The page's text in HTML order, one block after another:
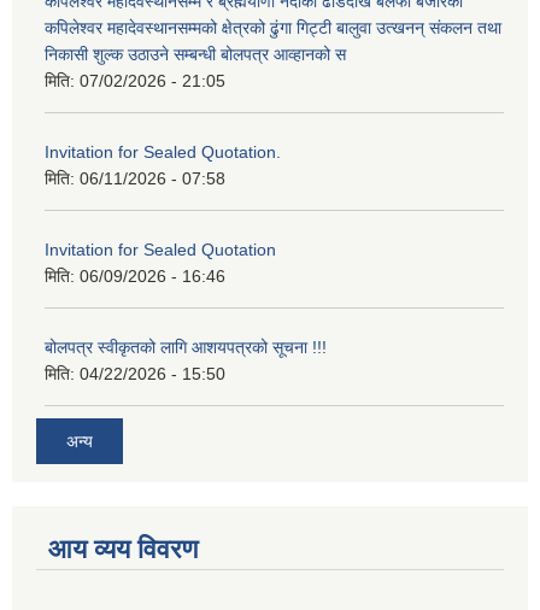
कपिलेश्वर महादेवस्थानसम्मको क्षेत्रको ढुंगा गिट्टी बालुवा उत्खनन् संकलन तथा
निकासी शुल्क उठाउने सम्बन्धी बोलपत्र आव्हानको स
मिति: 07/02/2026 - 21:05
Invitation for Sealed Quotation.
मिति: 06/11/2026 - 07:58
Invitation for Sealed Quotation
मिति: 06/09/2026 - 16:46
बोलपत्र स्वीकृतको लागि आशयपत्रको सूचना !!!
मिति: 04/22/2026 - 15:50
अन्य
आय व्यय विवरण